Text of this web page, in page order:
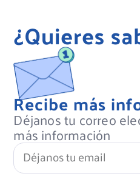
¿Quieres
Recibe más
Déjanos tu correo
más información